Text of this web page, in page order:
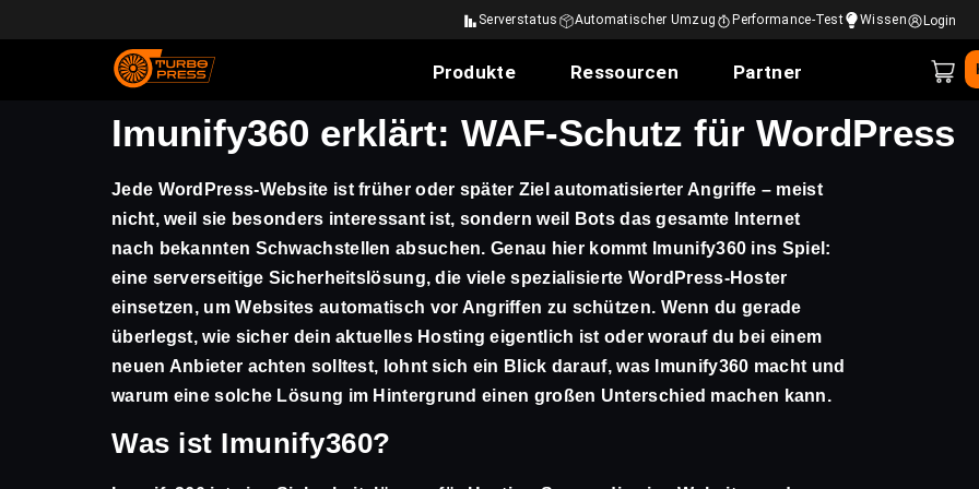
Serverstatus Automatischer Umzug Performance-Test Wissen Login
Produkte Ressourcen Partner
Imunify360 erklärt: WAF-Schutz für WordPress
Jede WordPress-Website ist früher oder später Ziel automatisierter Angriffe – meist
nicht, weil sie besonders interessant ist, sondern weil Bots das gesamte Internet
nach bekannten Schwachstellen absuchen. Genau hier kommt Imunify360 ins Spiel:
eine serverseitige Sicherheitslösung, die viele spezialisierte WordPress-Hoster
einsetzen, um Websites automatisch vor Angriffen zu schützen. Wenn du gerade
überlegst, wie sicher dein aktuelles Hosting eigentlich ist oder worauf du bei einem
neuen Anbieter achten solltest, lohnt sich ein Blick darauf, was Imunify360 macht und
warum eine solche Lösung im Hintergrund einen großen Unterschied machen kann.
Was ist Imunify360?